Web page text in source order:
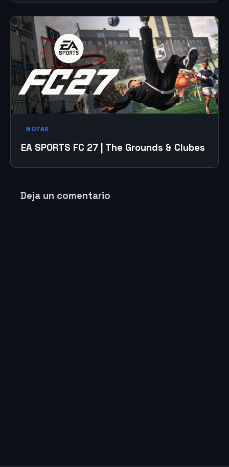
NOTAS
EA SPORTS FC 27 | The Grounds & Clubes
Deja un comentario